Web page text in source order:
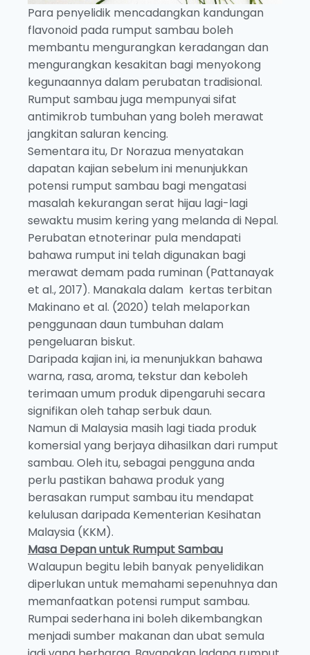
Para penyelidik mencadangkan kandungan
flavonoid pada rumput sambau boleh
membantu mengurangkan keradangan dan
mengurangkan kesakitan bagi menyokong
kegunaannya dalam perubatan tradisional.
Rumput sambau juga mempunyai sifat
antimikrob tumbuhan yang boleh merawat
jangkitan saluran kencing.
Sementara itu, Dr Norazua menyatakan
dapatan kajian sebelum ini menunjukkan
potensi rumput sambau bagi mengatasi
masalah kekurangan serat hijau lagi-lagi
sewaktu musim kering yang melanda di Nepal.
Perubatan etnoterinar pula mendapati
bahawa rumput ini telah digunakan bagi
merawat demam pada ruminan (Pattanayak
et al., 2017). Manakala dalam kertas terbitan
Makinano et al. (2020) telah melaporkan
penggunaan daun tumbuhan dalam
pengeluaran biskut.
Daripada kajian ini, ia menunjukkan bahawa
warna, rasa, aroma, tekstur dan keboleh
terimaan umum produk dipengaruhi secara
signifikan oleh tahap serbuk daun.
Namun di Malaysia masih lagi tiada produk
komersial yang berjaya dihasilkan dari rumput
sambau. Oleh itu, sebagai pengguna anda
perlu pastikan bahawa produk yang
berasakan rumput sambau itu mendapat
kelulusan daripada Kementerian Kesihatan
Malaysia (KKM).
Masa Depan untuk Rumput Sambau
Walaupun begitu lebih banyak penyelidikan
diperlukan untuk memahami sepenuhnya dan
memanfaatkan potensi rumput sambau.
Rumpai sederhana ini boleh dikembangkan
menjadi sumber makanan dan ubat semula